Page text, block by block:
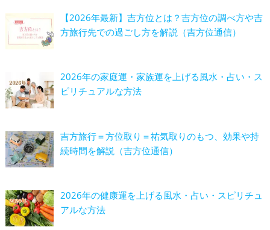
【2026年最新】吉方位とは？吉方位の調べ方や吉
方旅行先での過ごし方を解説（吉方位通信）
2026年の家庭運・家族運を上げる風水・占い・ス
ピリチュアルな方法
吉方旅行＝方位取り＝祐気取りのもつ、効果や持
続時間を解説（吉方位通信）
2026年の健康運を上げる風水・占い・スピリチュ
アルな方法